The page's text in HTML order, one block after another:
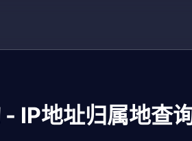
IP地址归属地查